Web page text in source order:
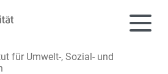
für Umwelt-, Sozial- und